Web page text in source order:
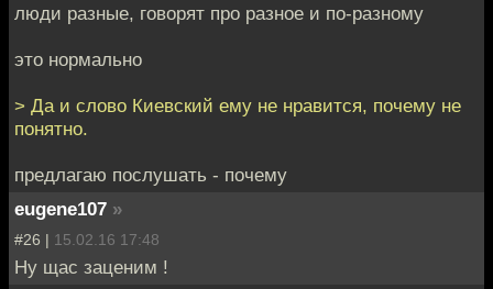
люди разные, говорят про разное и по-разному
это нормально
> Да и слово Киевский ему не нравится, почему не
понятно.
предлагаю послушать - почему
eugene107 »
#26 | 15.02.16 17:48
Ну щас заценим !